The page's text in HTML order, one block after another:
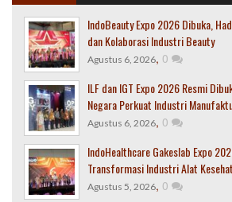
IndoBeauty Expo 2026 Dibuka,
dan Kolaborasi Industri Beauty
Agustus 6, 2026, 0
ILF dan IGT Expo 2026 Resmi
Negara Perkuat Industri
Agustus 6, 2026, 0
IndoHealthcare Gakeslab Expo
Transformasi Industri Alat
Agustus 5, 2026, 0